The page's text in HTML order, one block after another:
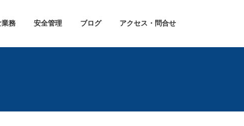
業務 安全管理 ブログ アクセス・問合せ